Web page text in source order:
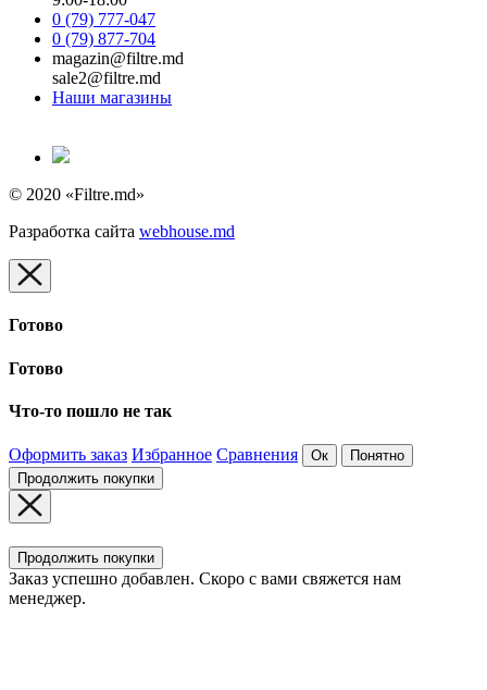
0 (79) 777-047
0 (79) 877-704
magazin@filtre.md
sale2@filtre.md
Наши магазины
© 2020 «Filtre.md»
Разработка сайта webhouse.md
Готово
Готово
Что-то пошло не так
Оформить заказ Избранное Сравнения Ок
Понятно
Продолжить покупки
Продолжить покупки
Заказ успешно добавлен. Скоро с вами свяжется нам
менеджер.